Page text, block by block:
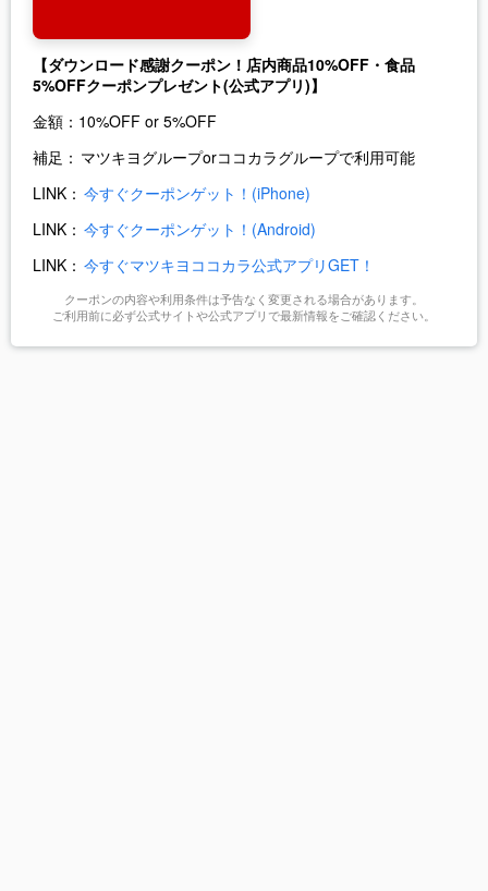
【ダウンロード感謝クーポン！店内商品10%OFF・食品
5%OFFクーポンプレゼント(公式アプリ)】
金額： 10%OFF or 5%OFF
補足： マツキヨグループorココカラグループで利用可能
LINK： 今すぐクーポンゲット！(iPhone)
LINK： 今すぐクーポンゲット！(Android)
LINK： 今すぐマツキヨココカラ公式アプリGET！
クーポンの内容や利用条件は予告なく変更される場合があります。
ご利用前に必ず公式サイトや公式アプリで最新情報をご確認ください。